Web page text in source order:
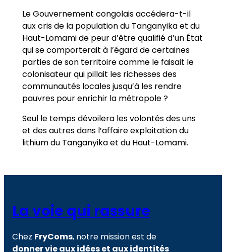
Le Gouvernement congolais accédera-t-il
aux cris de la population du Tanganyika et du
Haut-Lomami de peur d’être qualifié d’un État
qui se comporterait à l’égard de certaines
parties de son territoire comme le faisait le
colonisateur qui pillait les richesses des
communautés locales jusqu’à les rendre
pauvres pour enrichir la métropole ?
Seul le temps dévoilera les volontés des uns
et des autres dans l’affaire exploitation du
lithium du Tanganyika et du Haut-Lomami.
La voie qui rassure
Chez FryComs, notre mission est de
donner vie aux idées et aux identités